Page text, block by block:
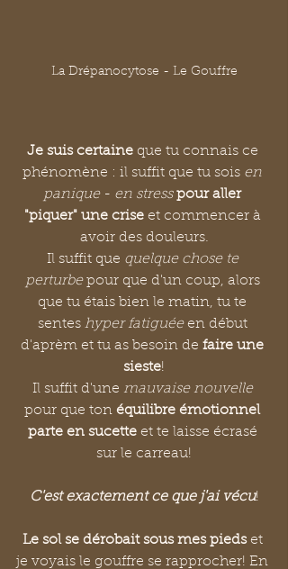
La Drépanocytose - Le Gouffre
Je suis certaine que tu connais ce
phénomène : il suffit que tu sois en
panique - en stress pour aller
"piquer" une crise et commencer à
avoir des douleurs.
Il suffit que quelque chose te
perturbe pour que d'un coup, alors
que tu étais bien le matin, tu te
sentes hyper fatiguée en début
d'aprèm et tu as besoin de faire une
sieste!
Il suffit d'une mauvaise nouvelle
pour que ton équilibre émotionnel
parte en sucette et te laisse écrasé
sur le carreau!
C'est exactement ce que j'ai vécu!
Le sol se dérobait sous mes pieds et
je voyais le gouffre se rapprocher! En